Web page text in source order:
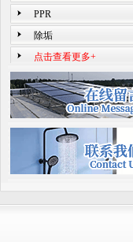
PPR
除垢
点击查看更多+